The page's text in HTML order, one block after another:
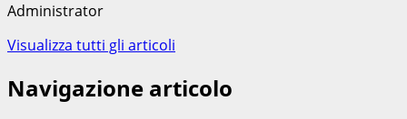
Administrator
Visualizza tutti gli articoli
Navigazione articolo